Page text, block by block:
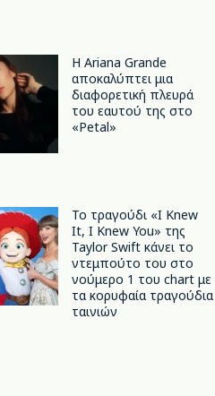
Η Ariana Grande
αποκαλύπτει μια
διαφορετική πλευρά
του εαυτού της στο
«Petal»
Το τραγούδι «I Knew
It, I Knew You» της
Taylor Swift κάνει το
ντεμπούτο του στο
νούμερο 1 του chart με
τα κορυφαία τραγούδια
ταινιών